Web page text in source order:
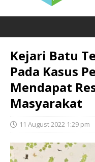
Kejari Batu
Pada Kasus
Mendapat
Masyarakat
11 August 2022 1:29 pm